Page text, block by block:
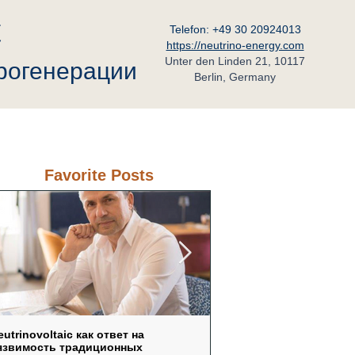
Telefon: +49 30 20924013
https://neutrino-energy.com
Unter den Linden 21, 10117
Berlin, Germany
Favorite Posts
как ответ на
традиционных